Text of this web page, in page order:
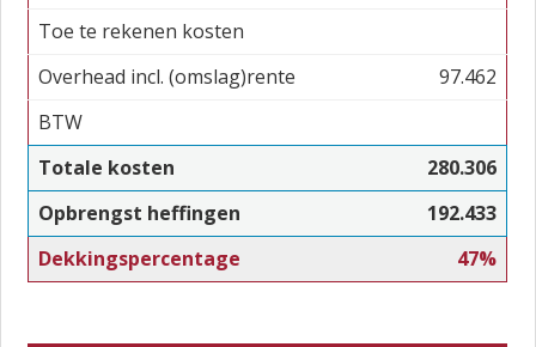
Toe te rekenen kosten
Overhead incl. (omslag)rente
97.462
BTW
Totale kosten
280.306
Opbrengst heffingen
192.433
Dekkingspercentage
47%